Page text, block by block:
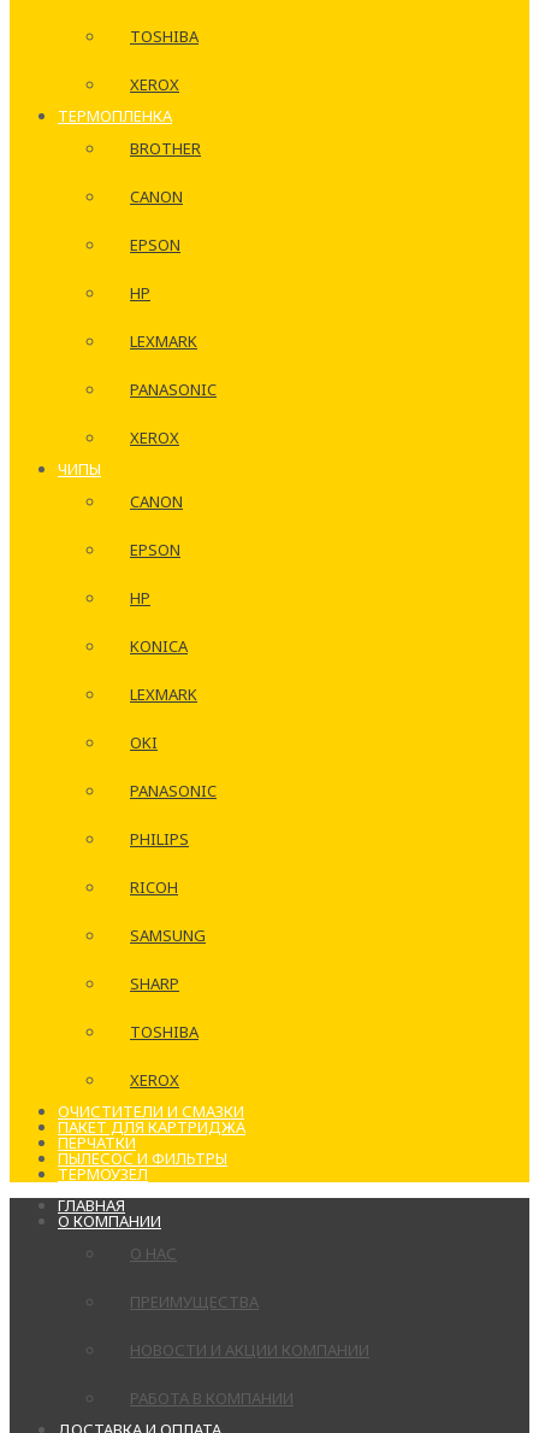
TOSHIBA
XEROX
ТЕРМОПЛЕНКА
BROTHER
CANON
EPSON
HP
LEXMARK
PANASONIC
XEROX
ЧИПЫ
CANON
EPSON
HP
KONICA
LEXMARK
OKI
PANASONIC
PHILIPS
RICOH
SAMSUNG
SHARP
TOSHIBA
XEROX
ОЧИСТИТЕЛИ И СМАЗКИ
ПАКЕТ ДЛЯ КАРТРИДЖА
ПЕРЧАТКИ
ПЫЛЕСОС И ФИЛЬТРЫ
ТЕРМОУЗЕЛ
ГЛАВНАЯ
О КОМПАНИИ
О НАС
ПРЕИМУЩЕСТВА
НОВОСТИ И АКЦИИ КОМПАНИИ
РАБОТА В КОМПАНИИ